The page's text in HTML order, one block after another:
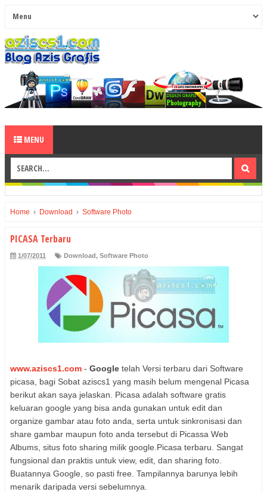
MENU
Home › Download › Software Photo
PICASA Terbaru
1/07/2011 Download, Software Photo
www.aziscs1.com - Google telah Versi terbaru dari Software
picasa, bagi Sobat aziscs1 yang masih belum mengenal Picasa
berikut akan saya jelaskan. Picasa adalah software gratis
keluaran google yang bisa anda gunakan untuk edit dan
organize gambar atau foto anda, serta untuk sinkronisasi dan
share gambar maupun foto anda tersebut di Picassa Web
Albums, situs foto sharing milik google.Picasa terbaru. Sangat
fungsional dan praktis untuk view, edit, dan sharing foto.
Buatannya Google, so pasti free. Tampilannya barunya lebih
menarik daripada versi sebelumnya.